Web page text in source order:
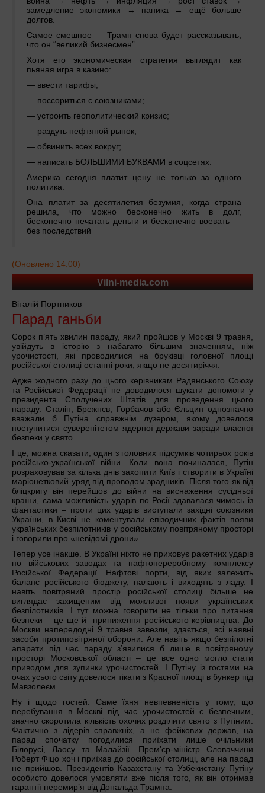
замедление экономики → паника → ещё больше
долгов.
Самое смешное — Трамп снова будет рассказывать,
что он “великий бизнесмен”.
Хотя его экономическая стратегия выглядит как
пьяная игра в казино:
— ввести тарифы;
— поссориться с союзниками;
— устроить геополитический кризис;
— раздуть нефтяной рынок;
— обвинить всех вокруг;
— написать БОЛЬШИМИ БУКВАМИ в соцсетях.
Америка сегодня платит цену не только за одного
политика.
Она платит за десятилетия безумия, когда страна
решила, что можно бесконечно жить в долг,
бесконечно печатать деньги и бесконечно воевать —
без последствий
(Оновлено 14:00)
Vilni-media.com
Віталій Портников
Парад ганьби
Сорок п’ять хвилин параду, який пройшов у Москві 9 травня,
увійдуть в історію з набагато більшим значенням, ніж
урочистості, які проводилися на бруківці головної площі
російської столиці останні роки, якщо не десятиріччя.
Адже жодного разу до цього керівникам Радянського Союзу
та Російської Федерації не доводилося шукати допомоги у
президента Сполучених Штатів для проведення цього
параду. Сталін, Брежнєв, Горбачов або Єльцин однозначно
вважали б Путіна справжнім лузером, якому довелося
поступитися суверенітетом ядерної держави заради власної
безпеки у свято.
І це, можна сказати, один з головних підсумків чотирьох років
російсько-української війни. Коли вона починалася, Путін
розраховував за кілька днів захопити Київ і створити в Україні
маріонетковий уряд під проводом зрадників. Після того як від
бліцкригу він перейшов до війни на виснаження сусідньої
країни, сама можливість ударів по Росії здавалася чимось із
фантастики – проти цих ударів виступали західні союзники
України, в Києві не коментували епізодичних фактів появи
українських безпілотників у російському повітряному просторі
і говорили про «невідомі дрони».
Тепер усе інакше. В Україні ніхто не приховує ракетних ударів
по військових заводах та нафтопереробному комплексу
Російської Федерації. Нафтові порти, від яких залежить
баланс російського бюджету, палають і виходять з ладу. І
навіть повітряний простір російської столиці більше не
виглядає захищеним від можливої появи українських
безпілотників. І тут можна говорити не тільки про питання
безпеки – це ще й приниження російського керівництва. До
Москви напередодні 9 травня завезли, здається, всі наявні
засоби протиповітряної оборони. Але навіть якщо безпілотні
апарати під час параду з’явилися б лише в повітряному
просторі Московської області – це все одно могло стати
приводом для зупинки урочистостей. І Путіну із гостями на
очах усього світу довелося тікати з Красної площі в бункер під
Мавзолеєм.
Ну і щодо гостей. Саме їхня невпевненість у тому, що
перебування в Москві під час урочистостей є безпечним,
значно скоротила кількість охочих розділити свято з Путіним.
Фактично з лідерів справжніх, а не фейкових держав, на
парад спочатку погодилися приїхати лише очільники
Білорусі, Лаосу та Малайзії. Прем’єр-міністр Словаччини
Роберт Фіцо хоч і приїхав до російської столиці, але на парад
не прийшов. Президентів Казахстану та Узбекистану Путіну
особисто довелося умовляти вже після того, як він отримав
гарантії перемир’я від Дональда Трампа.